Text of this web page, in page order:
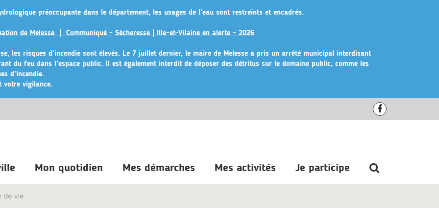
préoccupante dans le département, les usages de l’eau sont restreints et encadrés.
de Melesse | Communiqué – Sécheresse | Ille-et-Vilaine en alerte – 2026
les risques d’incendie sont élevés. Le 7 juillet dernier, le maire de Melesse a pris un arrêté municipal interdisant
du feu dans l’espace public. Il est également interdit de déposer des détritus sur le domaine public, comme les
d’incendie.
votre vigilance.
Lien
Facebook
Mon quotidien Mes démarches Mes activités Je participe
de vie